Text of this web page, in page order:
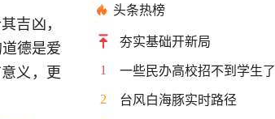
吉凶，
德是爱
义，更
头条热榜
夯实基础开新局
1 一些民办高校招不到学生了
2 台风白海豚实时路径